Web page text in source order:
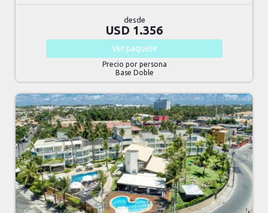
desde
USD 1.356
Ver paquete
Precio por persona
Base Doble